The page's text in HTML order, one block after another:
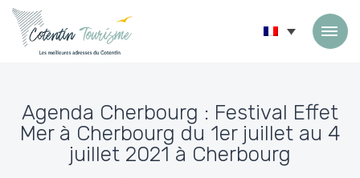
Agenda Cherbourg : Festival Effet
Mer à Cherbourg du 1er juillet au 4
juillet 2021 à Cherbourg